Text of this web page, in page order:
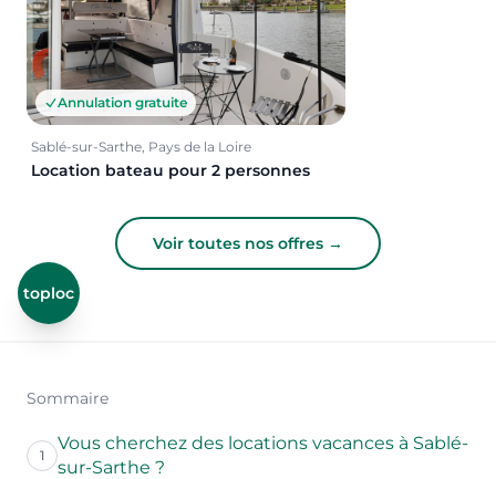
Annulation gratuite
Sablé-sur-Sarthe, Pays de la Loire
Location bateau pour 2 personnes
Voir toutes nos offres →
toploc
Sommaire
1
Vous cherchez des locations vacances à Sablé-
sur-Sarthe ?